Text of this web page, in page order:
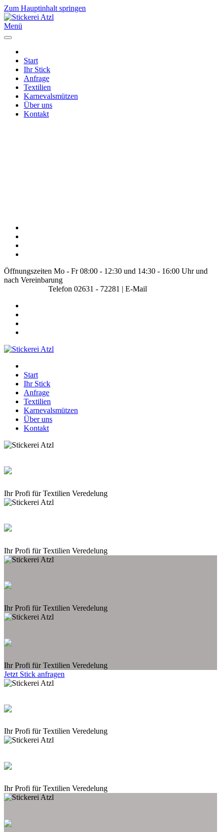
Zum Hauptinhalt springen
Menü
Start
Ihr Stick
Anfrage
Textilien
Karnevalsmützen
Über uns
Kontakt
Öffnungszeiten Mo - Fr 08:00 - 12:30 und 14:30 - 16:00 Uhr und
nach Vereinbarung
Telefon 02631 - 72281 | E-Mail
Start
Ihr Stick
Anfrage
Textilien
Karnevalsmützen
Über uns
Kontakt
Ihr Profi für Textilien Veredelung
Ihr Profi für Textilien Veredelung
Ihr Profi für Textilien Veredelung
Ihr Profi für Textilien Veredelung
Jetzt Stick anfragen
Ihr Profi für Textilien Veredelung
Ihr Profi für Textilien Veredelung